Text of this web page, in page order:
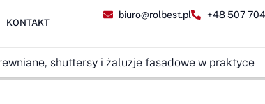
KONTAKT
biuro@rolbest.pl +48 507
shuttersy i żaluzje fasadowe w praktyce